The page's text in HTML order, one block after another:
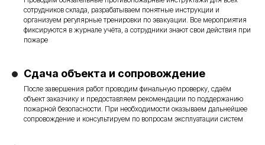
сотрудников склада, разрабатываем понятные инструкции и
организуем регулярные тренировки по эвакуации. Все мероприятия
фиксируются в журнале учёта, а сотрудники знают свои действия при
пожаре
Сдача объекта и сопровождение
После завершения работ проводим финальную проверку, сдаём
объект заказчику и предоставляем рекомендации по поддержанию
пожарной безопасности. При необходимости оказываем дальнейшее
сопровождение и консультируем по вопросам эксплуатации систем
Преимущества работы с нами